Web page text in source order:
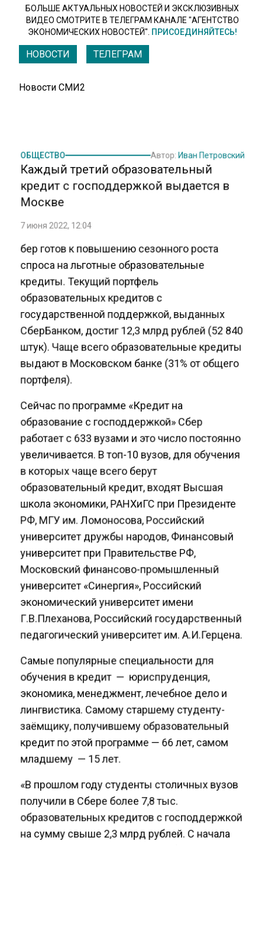
БОЛЬШЕ АКТУАЛЬНЫХ НОВОСТЕЙ И ЭКСКЛЮЗИВНЫХ
ВИДЕО СМОТРИТЕ В ТЕЛЕГРАМ КАНАЛЕ "АГЕНТСТВО
ЭКОНОМИЧЕСКИХ НОВОСТЕЙ". ПРИСОЕДИНЯЙТЕСЬ!
НОВОСТИ ТЕЛЕГРАМ
Новости СМИ2
Каждый третий образовательный
кредит с господдержкой выдается в
Москве
бер готов к повышению сезонного роста
спроса на льготные образовательные
кредиты. Текущий портфель
образовательных кредитов с
государственной поддержкой, выданных
СберБанком, достиг 12,3 млрд рублей (52 840
штук). Чаще всего образовательные кредиты
выдают в Московском банке (31% от общего
портфеля).
Сейчас по программе «Кредит на
образование с господдержкой» Сбер
работает с 633 вузами и это число постоянно
увеличивается. В топ-10 вузов, для обучения
в которых чаще всего берут
образовательный кредит, входят Высшая
школа экономики, РАНХиГС при Президенте
РФ, МГУ им. Ломоносова, Российский
университет дружбы народов, Финансовый
университет при Правительстве РФ,
Московский финансово-промышленный
университет «Синергия», Российский
экономический университет имени
Г.В.Плеханова, Российский государственный
педагогический университет им. А.И.Герцена.
Самые популярные специальности для
обучения в кредит — юриспруденция,
экономика, менеджмент, лечебное дело и
лингвистика. Самому старшему студенту-
заёмщику, получившему образовательный
кредит по этой программе — 66 лет, самом
младшему — 15 лет.
«В прошлом году студенты столичных вузов
получили в Сбере более 7,8 тыс.
образовательных кредитов с господдержкой
на сумму свыше 2,3 млрд рублей. С начала